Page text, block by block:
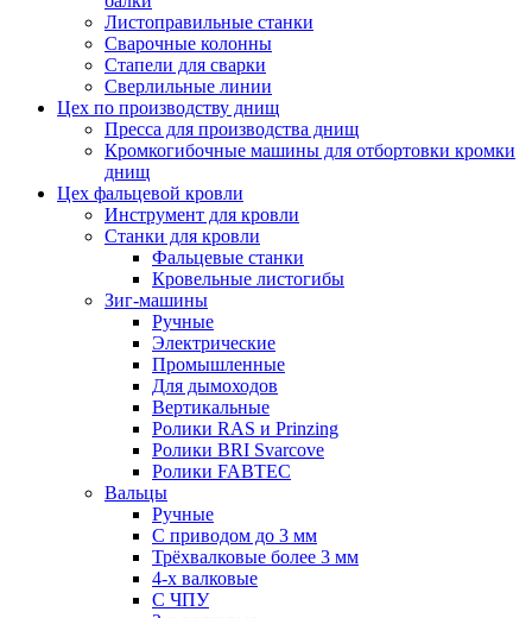
Листоправильные станки
Сварочные колонны
Стапели для сварки
Сверлильные линии
Цех по производству днищ
Пресса для производства днищ
Кромкогибочные машины для отбортовки кромки
днищ
Цех фальцевой кровли
Инструмент для кровли
Станки для кровли
Фальцевые станки
Кровельные листогибы
Зиг-машины
Ручные
Электрические
Промышленные
Для дымоходов
Вертикальные
Ролики RAS и Prinzing
Ролики BRI Svarcove
Ролики FABTEC
Вальцы
Ручные
С приводом до 3 мм
Трёхвалковые более 3 мм
4-х валковые
С ЧПУ